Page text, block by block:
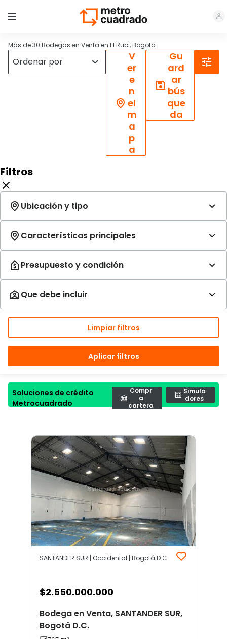
Más de 30 Bodegas en Venta en El Rubi, Bogotá
V
er
e
n
el
m
a
p
a
Gu
ard
ar
bús
que
da
Filtros
Limpiar filtros
Aplicar filtros
Soluciones de crédito
Metrocuadrado
Compr
a
cartera
Simula
dores
SANTANDER SUR | Occidental | Bogotá D.C.
$2.550.000.000
Bodega en Venta, SANTANDER SUR,
Bogotá D.C.